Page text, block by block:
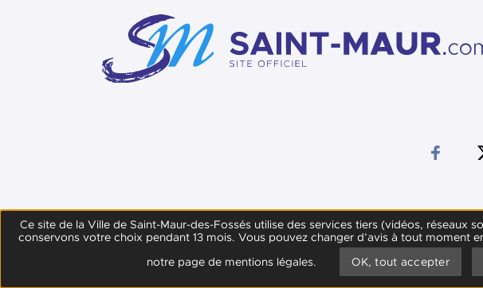
Suivez-
Plan du site Accessibilité
Ce site de la Ville de Saint-Maur-des-Fossés utilise des services tiers (vidéos,
conservons votre choix pendant 13 mois. Vous pouvez changer d’avis à tout
notre page de mentions légales.
OK, tout accepter